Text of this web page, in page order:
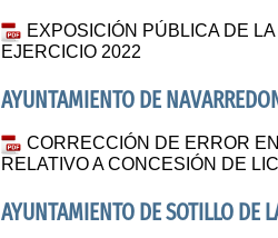
EXPOSICIÓN PÚBLICA DE
EJERCICIO 2022
AYUNTAMIENTO DE
CORRECCIÓN DE ERROR
RELATIVO A CONCESIÓN DE
AYUNTAMIENTO DE SOTILLO DE